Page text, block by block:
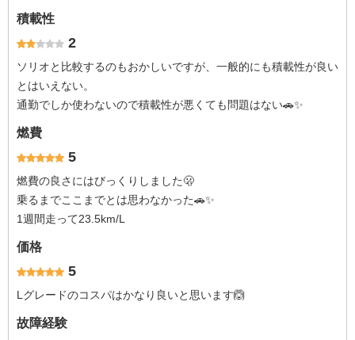
積載性
2
ソリオと比較するのもおかしいですが、一般的にも積載性が良い
とはいえない。
通勤でしか使わないので積載性が悪くても問題はない🚗✨
燃費
5
燃費の良さにはびっくりしました🫢
乗るまでここまでとは思わなかった🚗✨
1週間走って23.5km/L
価格
5
Lグレードのコスパはかなり良いと思います🙆
故障経験